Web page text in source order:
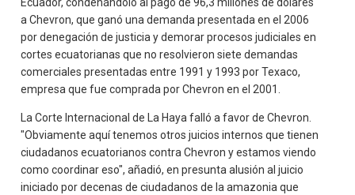
a Chevron, que ganó una demanda presentada en el 2006
por denegación de justicia y demorar procesos judiciales en
cortes ecuatorianas que no resolvieron siete demandas
comerciales presentadas entre 1991 y 1993 por Texaco,
empresa que fue comprada por Chevron en el 2001.
La Corte Internacional de La Haya falló a favor de Chevron.
"Obviamente aquí tenemos otros juicios internos que tienen
ciudadanos ecuatorianos contra Chevron y estamos viendo
como coordinar eso", añadió, en presunta alusión al juicio
iniciado por decenas de ciudadanos de la amazonia que